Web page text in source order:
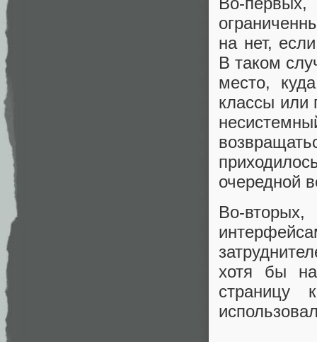
на нет,
В таком
место,
классы или
очередной
Во-
хотя бы
страницу